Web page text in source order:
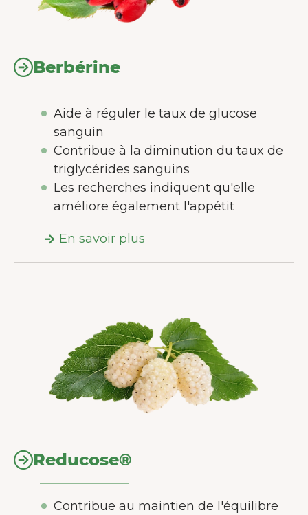
Berbérine
Aide à réguler le taux de glucose
sanguin
Contribue à la diminution du taux de
triglycérides sanguins
Les recherches indiquent qu'elle
améliore également l'appétit
En savoir plus
Reducose®
Contribue au maintien de l'équilibre